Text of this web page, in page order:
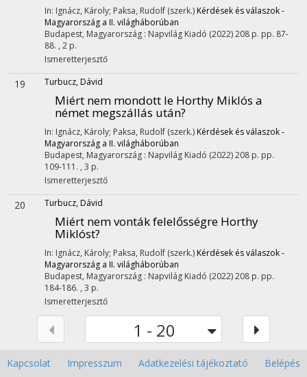
In: Ignácz, Károly; Paksa, Rudolf (szerk.) Kérdések és válaszok -
Magyarország a II. világháborúban
Budapest, Magyarország : Napvilág Kiadó (2022)208 p. pp. 87-
88. , 2 p.
Ismeretterjesztő
19 Turbucz, Dávid
Miért nem mondott le Horthy Miklós a
német megszállás után?
In: Ignácz, Károly; Paksa, Rudolf (szerk.) Kérdések és válaszok -
Magyarország a II. világháborúban
Budapest, Magyarország : Napvilág Kiadó (2022)208 p. pp.
109-111. , 3 p.
Ismeretterjesztő
20 Turbucz, Dávid
Miért nem vonták felelősségre Horthy
Miklóst?
In: Ignácz, Károly; Paksa, Rudolf (szerk.) Kérdések és válaszok -
Magyarország a II. világháborúban
Budapest, Magyarország : Napvilág Kiadó (2022)208 p. pp.
184-186. , 3 p.
Ismeretterjesztő
1 - 20
Kapcsolat Impresszum Adatkezelési tájékoztató Belépés